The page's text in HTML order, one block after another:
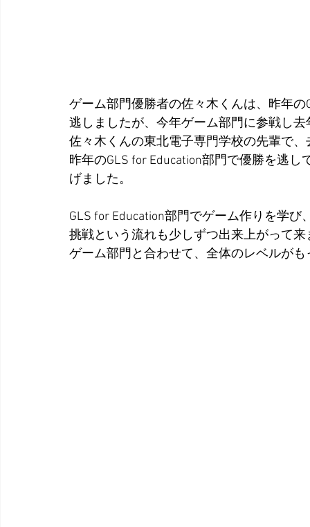
ゲーム部門優勝者の佐々木くんは、昨年
逃しましたが、今年ゲーム部門に参戦し
佐々木くんの東北電子専門学校の先輩で
昨年のGLS for Education部門で優勝を逃
げました。
GLS for Education部門でゲーム作りを学
挑戦という流れも少しずつ出来上がって来
ゲーム部門と合わせて、全体のレベルが